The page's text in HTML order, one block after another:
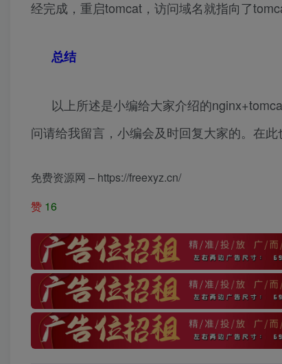
经完成，重启tomcat，访问域名就指向了
总结
以上所述是小编给大家介绍的
问请给我留言，小编会及时回复大家的。在
免费资源网 – https://freexyz.cn/
赞 16